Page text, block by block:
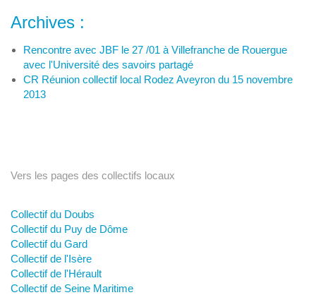
Archives :
Rencontre avec JBF le 27 /01 à Villefranche de Rouergue
avec l'Université des savoirs partagé
CR Réunion collectif local Rodez Aveyron du 15 novembre
2013
Vers les pages des collectifs locaux
Collectif du Doubs
Collectif du Puy de Dôme
Collectif du Gard
Collectif de l'Isère
Collectif de l'Hérault
Collectif de Seine Maritime